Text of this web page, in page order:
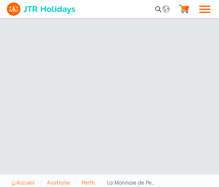
Mobile Search
Accueil Australie Perth La Monnaie de Perth